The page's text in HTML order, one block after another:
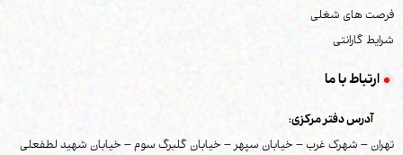
فرصت های شغلی
شرایط گارانتی
ارتباط با ما
آدرس دفتر مرکزی:
تهران – شهرک غرب – خیابان سپهر – خیابان گلبرگ سوم – خیابان شهید لطفعلی